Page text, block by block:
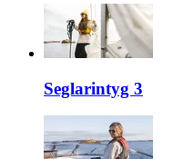
Seglarintyg 3